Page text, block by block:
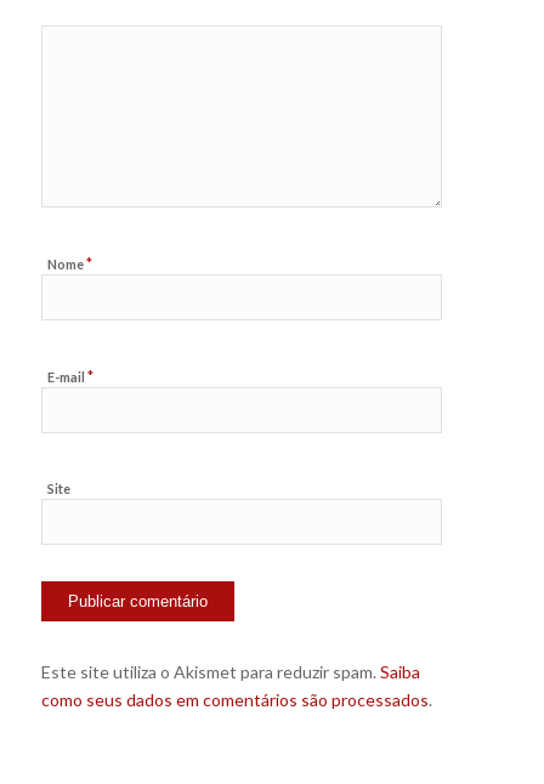
Nome*
E-mail *
Site
Este site utiliza o Akismet para reduzir spam. Saiba
como seus dados em comentários são processados.